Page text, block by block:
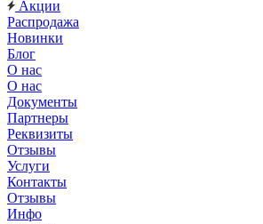
Акции
Распродажа
Новинки
Блог
О нас
О нас
Документы
Партнеры
Реквизиты
Отзывы
Услуги
Контакты
Отзывы
Инфо